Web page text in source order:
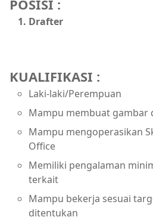
POSISI :
Drafter
KUALIFIKASI :
Laki-laki/Perempuan
Mampu membuat gambar
Mampu mengoperasikan
Office
Memiliki pengalaman
terkait
Mampu bekerja sesuai
ditentukan